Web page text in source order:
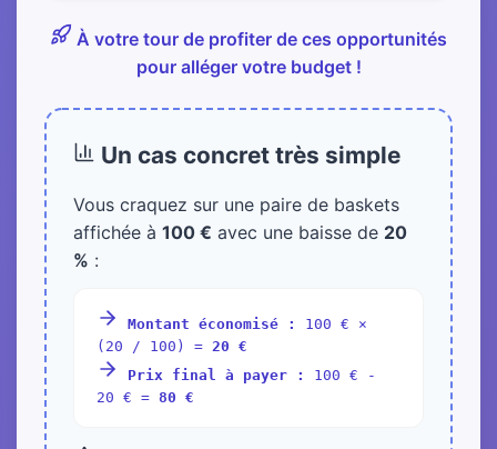
À votre tour de profiter de ces opportunités
pour alléger votre budget !
Un cas concret très simple
Vous craquez sur une paire de baskets
affichée à 100 € avec une baisse de 20
% :
Montant économisé :
100 € ×
(20 / 100) = 20 €
Prix final à payer :
100 € -
20 € = 80 €